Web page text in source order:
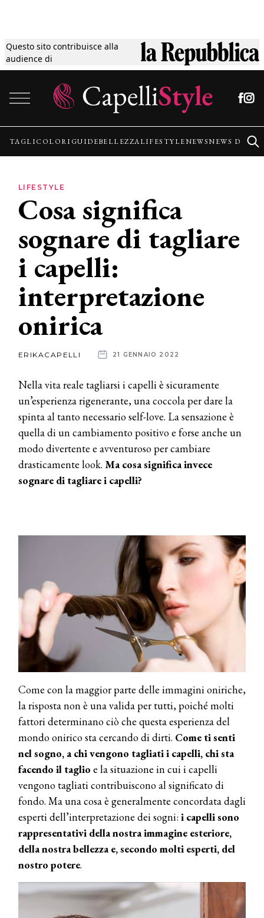
Questo sito contribuisce alla
audience di
Tagli
Colori
Guide
Lifestyle
News
News
aziende
TAGLICOLORI GUIDEBELLEZZALIFESTYLENEWSNEWS
LIFESTYLE
Cosa significa
sognare di tagliare
i capelli:
interpretazione
onirica
ERIKACAPELLI 21 GENNAIO 2022
Nella vita reale tagliarsi i capelli è sicuramente
un’esperienza rigenerante, una coccola per dare la
spinta al tanto necessario self-love. La sensazione è
quella di un cambiamento positivo e forse anche un
modo divertente e avventuroso per cambiare
drasticamente look. Ma cosa significa invece
sognare di tagliare i capelli?
Come con la maggior parte delle immagini oniriche,
la risposta non è una valida per tutti, poiché molti
fattori determinano ciò che questa esperienza del
mondo onirico sta cercando di dirti. Come ti senti
nel sogno, a chi vengono tagliati i capelli, chi sta
facendo il taglio e la situazione in cui i capelli
vengono tagliati contribuiscono al significato di
fondo. Ma una cosa è generalmente concordata dagli
esperti dell’interpretazione dei sogni: i capelli sono
rappresentativi della nostra immagine esteriore,
della nostra bellezza e, secondo molti esperti, del
nostro potere.